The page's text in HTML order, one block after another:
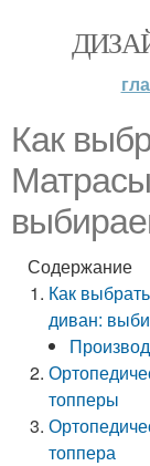
Как
Содержание
Как
диван:
топперы
топпера